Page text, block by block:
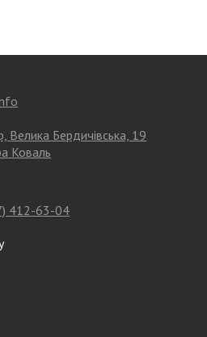
Бердичівська, 19
Коваль
412-63-04